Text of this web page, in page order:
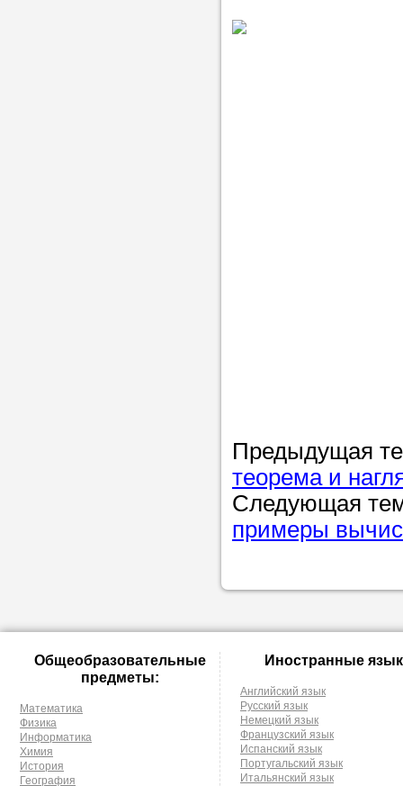
Предыдущая
теорема и
Следующая
примеры
Общеобразовательные
предметы:
Математика
Физика
Информатика
Химия
История
География
Иностранные
Английский язык
Русский язык
Немецкий язык
Французский язык
Испанский язык
Португальский язык
Итальянский язык